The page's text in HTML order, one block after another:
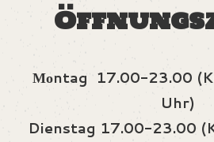
Μοntag 17.00-23.00
Uhr)
Dienstag 17.00-23.00